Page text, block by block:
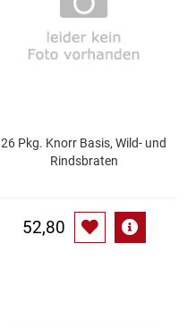
26 Pkg. Knorr Basis, Wild- und
Rindsbraten
52,80